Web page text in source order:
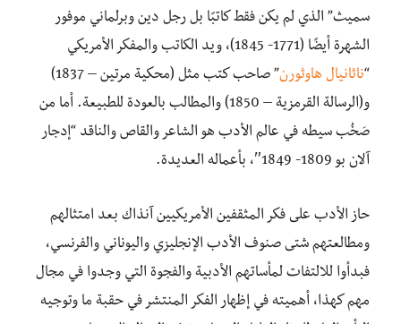
سميث” الذي لم يكن فقط كاتبًا بل رجل دين وبرلماني موفور
الشهرة أيضًا (1771- 1845)، ويد الكاتب والمفكر الأمريكي
“ناثانيال هاوثورن
” صاحب كتب مثل (محكية مرتين – 1837)
و(الرسالة القرمزية – 1850) والمطالب بالعودة للطبيعة. أما من
صَخُب سيطه في عالم الأدب هو الشاعر والقاص والناقد “إدجار
آلان بو 1809- 1849″، بأعماله العديدة.
حاز الأدب على فكر المثقفين الأمريكيين آنذاك بعد امتثالهم
ومطالعتهم شتى صنوف الأدب الإنجليزي واليوناني والفرنسي،
فبدأوا للالتفات لمأساتهم الأدبية والفجوة التي وجدوا في مجال
مهم كهذا، أهميته في إظهار الفكر المنتشر في حقبة ما وتوجيه